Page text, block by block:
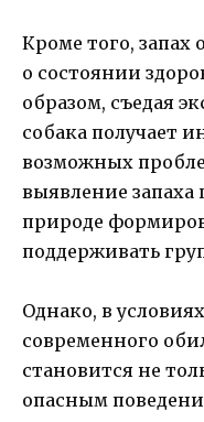
Кроме того,
о состоянии
образом, съедая
собака получает
возможных
выявление запаха
природе
поддерживать
Однако, в
современного
становится не
опасным